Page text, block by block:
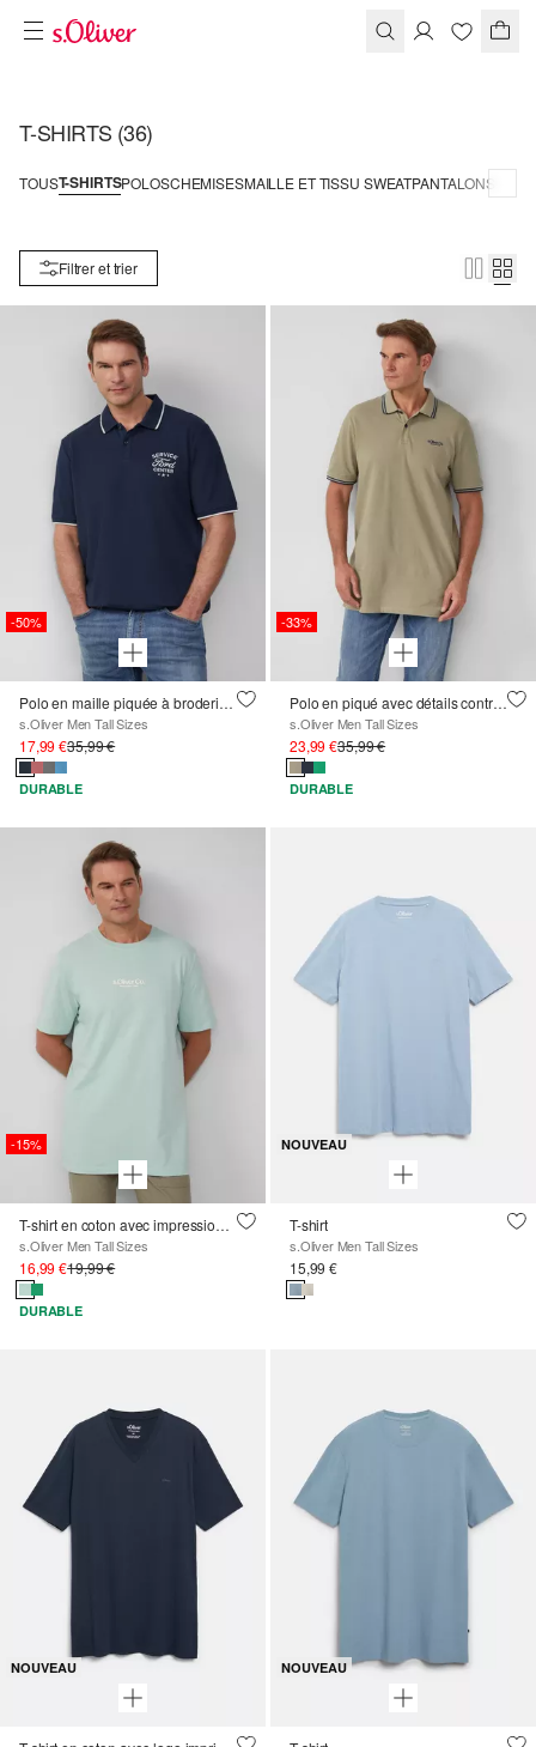
T-SHIRTS (36)
TOUST-SHIRTSPOLOSCHEMISESMAILLE ET TISSU SWEATPANTALONS
Filtrer et trier
-50%
Polo en maille piquée à broderie et motif Ford®
s.Oliver Men Tall Sizes
17,99 €35,99 €
DURABLE
-33%
Polo en piqué avec détails contrastés et logo
s.Oliver Men Tall Sizes
23,99 €35,99 €
DURABLE
-15%
T-shirt en coton avec impression du logo
s.Oliver Men Tall Sizes
16,99 €19,99 €
DURABLE
NOUVEAU
T-shirt
s.Oliver Men Tall Sizes
15,99 €
NOUVEAU NOUVEAU